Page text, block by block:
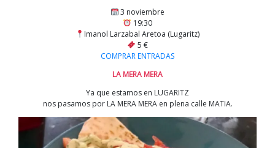
3 noviembre
19:30
Imanol Larzabal Aretoa (Lugaritz)
5 €
COMPRAR ENTRADAS
LA MERA MERA
Ya que estamos en LUGARITZ
nos pasamos por LA MERA MERA en plena calle MATIA.